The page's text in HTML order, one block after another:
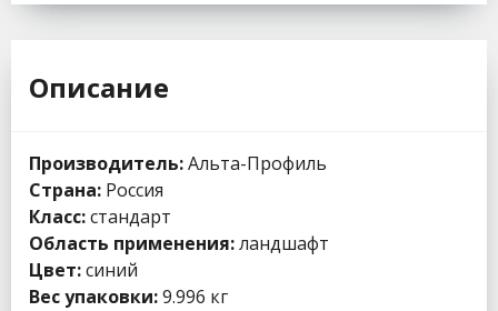
Описание
Производитель:Альта-Профиль
Страна: Россия
Класс:стандарт
Область применения:ландшафт
Цвет:синий
Вес упаковки:9.996 кг